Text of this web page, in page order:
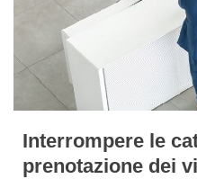
Interrompere le
prenotazione dei